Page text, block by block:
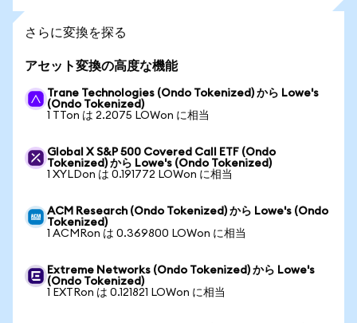
さらに変換を探る
アセット変換の高度な機能
Trane Technologies (Ondo Tokenized) から Lowe's
(Ondo Tokenized)
1 TTon は 2.2075 LOWon に相当
Global X S&P 500 Covered Call ETF (Ondo
Tokenized) から Lowe's (Ondo Tokenized)
1 XYLDon は 0.191772 LOWon に相当
ACM Research (Ondo Tokenized) から Lowe's (Ondo
Tokenized)
1 ACMRon は 0.369800 LOWon に相当
Extreme Networks (Ondo Tokenized) から Lowe's
(Ondo Tokenized)
1 EXTRon は 0.121821 LOWon に相当